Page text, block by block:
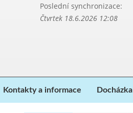
Poslední synchronizace:
Čtvrtek 18.6.2026 12:08
Kontakty a informace Docházka